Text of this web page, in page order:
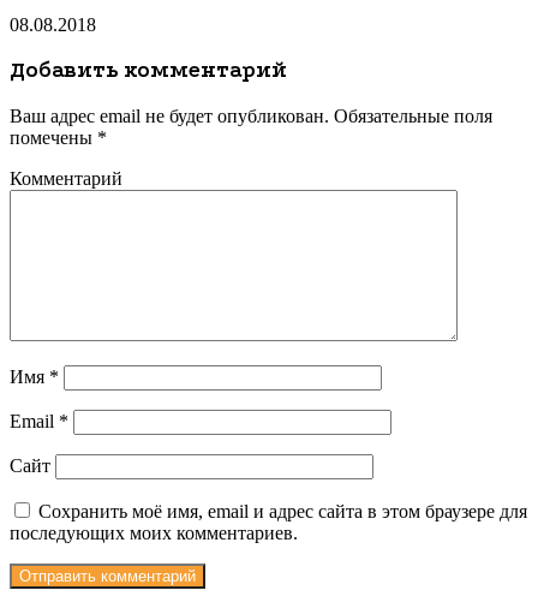
08.08.2018
Добавить комментарий
Ваш адрес email не будет опубликован. Обязательные поля
помечены *
Комментарий
Имя *
Email *
Сайт
Сохранить моё имя, email и адрес сайта в этом браузере для
последующих моих комментариев.